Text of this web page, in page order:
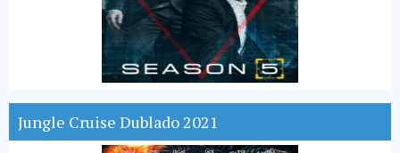
Jungle Cruise Dublado 2021